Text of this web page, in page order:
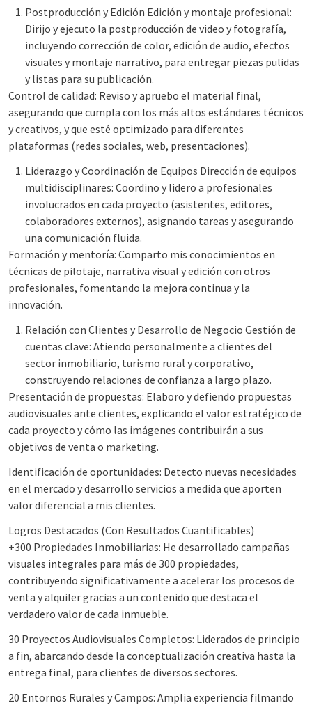
Postproducción y Edición Edición y montaje profesional:
Dirijo y ejecuto la postproducción de video y fotografía,
incluyendo corrección de color, edición de audio, efectos
visuales y montaje narrativo, para entregar piezas pulidas
y listas para su publicación.
Control de calidad: Reviso y apruebo el material final,
asegurando que cumpla con los más altos estándares técnicos
y creativos, y que esté optimizado para diferentes
plataformas (redes sociales, web, presentaciones).
Liderazgo y Coordinación de Equipos Dirección de equipos
multidisciplinares: Coordino y lidero a profesionales
involucrados en cada proyecto (asistentes, editores,
colaboradores externos), asignando tareas y asegurando
una comunicación fluida.
Formación y mentoría: Comparto mis conocimientos en
técnicas de pilotaje, narrativa visual y edición con otros
profesionales, fomentando la mejora continua y la
innovación.
Relación con Clientes y Desarrollo de Negocio Gestión de
cuentas clave: Atiendo personalmente a clientes del
sector inmobiliario, turismo rural y corporativo,
construyendo relaciones de confianza a largo plazo.
Presentación de propuestas: Elaboro y defiendo propuestas
audiovisuales ante clientes, explicando el valor estratégico de
cada proyecto y cómo las imágenes contribuirán a sus
objetivos de venta o marketing.
Identificación de oportunidades: Detecto nuevas necesidades
en el mercado y desarrollo servicios a medida que aporten
valor diferencial a mis clientes.
Logros Destacados (Con Resultados Cuantificables)
+300 Propiedades Inmobiliarias: He desarrollado campañas
visuales integrales para más de 300 propiedades,
contribuyendo significativamente a acelerar los procesos de
venta y alquiler gracias a un contenido que destaca el
verdadero valor de cada inmueble.
30 Proyectos Audiovisuales Completos: Liderados de principio
a fin, abarcando desde la conceptualización creativa hasta la
entrega final, para clientes de diversos sectores.
20 Entornos Rurales y Campos: Amplia experiencia filmando